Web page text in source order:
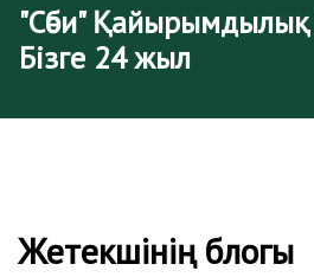
"Сәби"
Бізге 24 жыл
Жетекшінің блогы